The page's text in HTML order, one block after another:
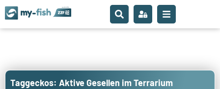
Taggeckos: Aktive Gesellen im Terrarium